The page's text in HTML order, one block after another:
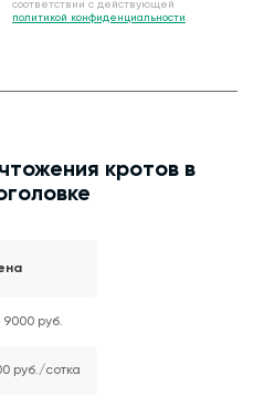
соответствии с действующей
политикой конфиденциальности .
кротов в
9000 руб.
руб./сотка